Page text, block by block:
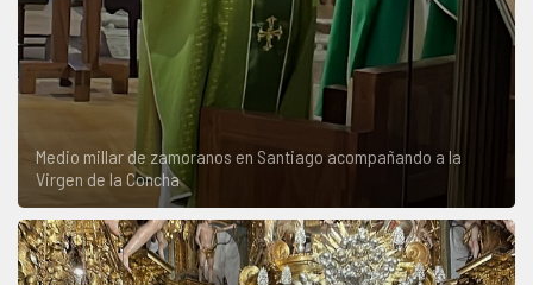
Medio millar de zamoranos en Santiago acompañando a la
Virgen de la Concha